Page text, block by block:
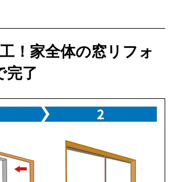
！家全体の窓リフォ
完了